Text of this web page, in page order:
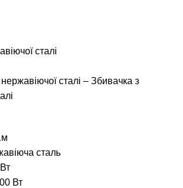
сталі
сталі – Збивачка з
сталь
Вт